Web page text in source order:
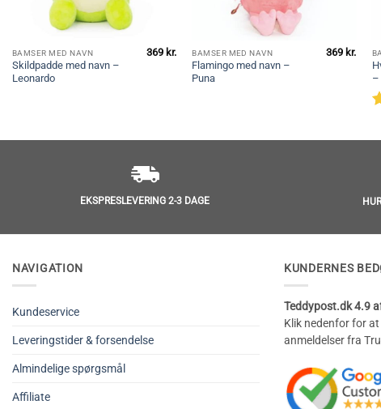
BAMSER MED NAVN
Skildpadde med navn –
Leonardo
369 kr. BAMSER MED NAVN
Flamingo med navn –
Puna
369 kr.
–
EKSPRESLEVERING 2-3 DAGE
NAVIGATION
Kundeservice
Leveringstider & forsendelse
Almindelige spørgsmål
Affiliate
KUNDERNES
Teddypost.dk 4.9
Klik nedenfor for
anmeldelser fra